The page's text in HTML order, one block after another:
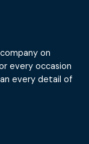
on
every occasion
every detail of